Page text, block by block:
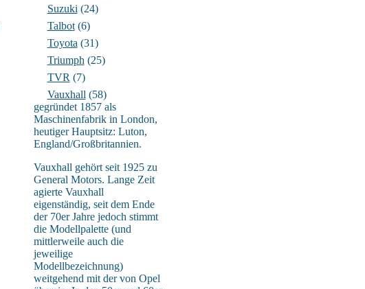
Suzuki (24)
Talbot(6)
Toyota (31)
Triumph (25)
TVR (7)
Vauxhall (58)
gegründet 1857 als
Maschinenfabrik in London,
heutiger Hauptsitz: Luton,
England/Großbritannien.
Vauxhall gehört seit 1925 zu
General Motors. Lange Zeit
agierte Vauxhall
eigenständig, seit dem Ende
der 70er Jahre jedoch stimmt
die Modellpalette (und
mittlerweile auch die
jeweilige
Modellbezeichnung)
weitgehend mit der von Opel